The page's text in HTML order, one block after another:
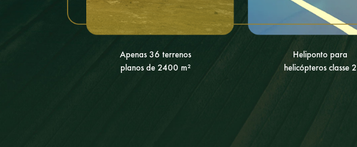
Apenas 36 terrenos
planos de 2400 m²
Heliponto para
helicópteros classe 2